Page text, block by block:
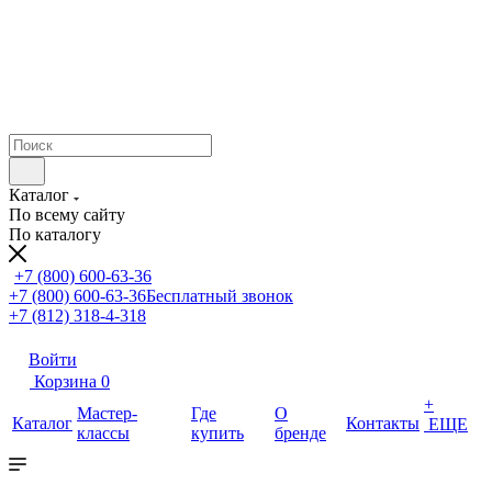
Каталог
По всему сайту
По каталогу
+7 (800) 600-63-36
+7 (800) 600-63-36Бесплатный звонок
+7 (812) 318-4-318
Войти
Корзина 0
Каталог
Мастер-
классы
Где
купить
О
бренде
Контакты
+
ЕЩЕ